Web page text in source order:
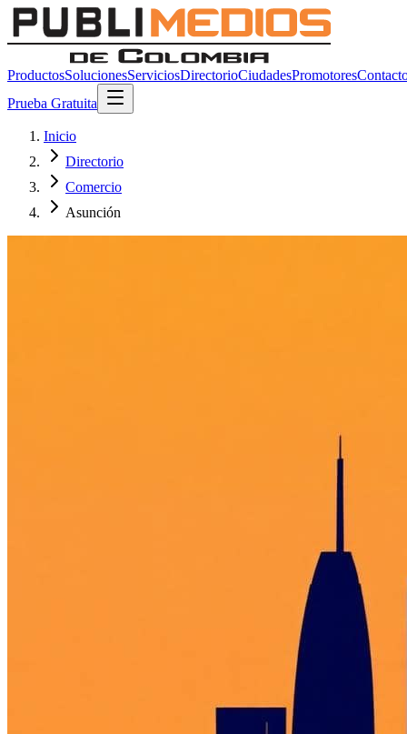
ProductosSolucionesServiciosDirectorioCiudadesPromotores
Prueba Gratuita
Inicio
Directorio
Comercio
Asunción